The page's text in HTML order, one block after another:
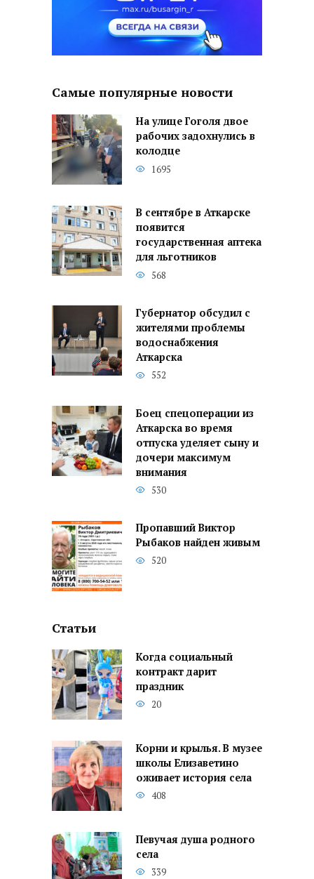
Самые популярные новости
На улице Гоголя двое
рабочих задохнулись в
колодце
1695
В сентябре в Аткарске
появится
государственная аптека
для льготников
568
Губернатор обсудил с
жителями проблемы
водоснабжения
Аткарска
552
Боец спецоперации из
Аткарска во время
отпуска уделяет сыну и
дочери максимум
внимания
530
Пропавший Виктор
Рыбаков найден живым
520
Статьи
Когда социальный
контракт дарит
праздник
20
Корни и крылья. В музее
школы Елизаветино
оживает история села
408
Певучая душа родного
села
339